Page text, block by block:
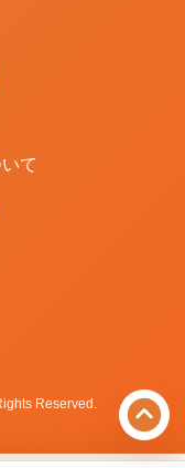
て
Reserved.